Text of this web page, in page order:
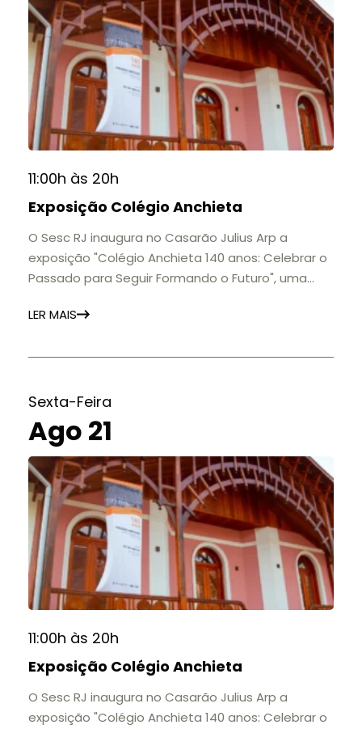
11:00h às 20h
Exposição Colégio Anchieta
O Sesc RJ inaugura no Casarão Julius Arp a
exposição "Colégio Anchieta 140 anos: Celebrar o
Passado para Seguir Formando o Futuro", uma
importantes instituições de ensino de Nova
A mostra convida o público a conhecer o legado
histórias e marcos que evidenciam sua
contribuição para a educação, a cultura e a
formação de gerações.
📍 Casarão Julius Arp
📅 Até 30 de setembro
🕚 Quinta a sábado, das 11h às 20h | Domingo, das
11h às 17h
🎟️ Entrada gratuita.
LER MAIS
Sexta-Feira
Ago 21
11:00h às 20h
Exposição Colégio Anchieta
O Sesc RJ inaugura no Casarão Julius Arp a
exposição "Colégio Anchieta 140 anos: Celebrar o